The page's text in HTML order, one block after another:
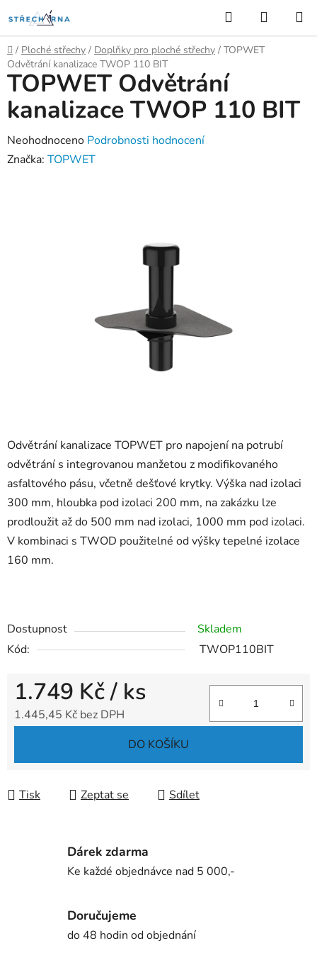
na
obsah
Hledat
KOŠÍK
Domů
/ Ploché střechy / Doplňky pro ploché střechy / TOPWET
Odvětrání kanalizace TWOP 110 BIT
Odvětrání kanalizace TOPWET pro napojení na potrubí
odvětrání s integrovanou manžetou z modifikovaného
asfaltového pásu, včetně dešťové krytky. Výška nad izolaci
300 mm, hloubka pod izolaci 200 mm, na zakázku lze
prodloužit až do 500 mm nad izolaci, 1000 mm pod izolaci.
V kombinaci s TWOD použitelné od výšky tepelné izolace
160 mm.
Dostupnost
Skladem
Kód:
TWOP110BIT
1.749 Kč/ ks
1.445,45 Kč bez DPH
DO KOŠÍKU
Tisk Zeptat se Sdílet
TOPWET Odvětrání
kanalizace TWOP 110 BIT
Průměrné
hodnocení
Neohodnoceno Podrobnosti hodnocení
Značka: TOPWET
Dárek zdarma
Ke každé objednávce nad 5 000,-
Doručujeme
do 48 hodin od objednání